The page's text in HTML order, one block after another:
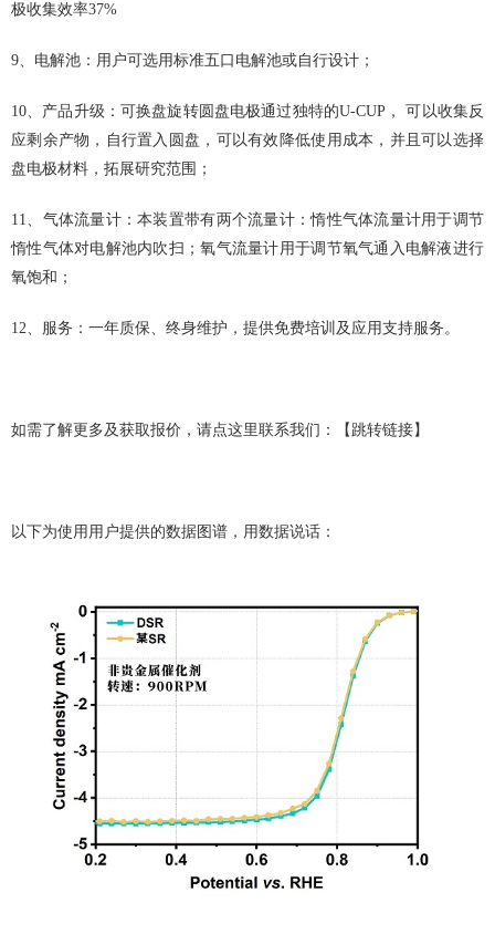
极收集效率37%
9、电解池：用户可选用标准五口电解池或自行设计；
10、产品升级：可换盘旋转圆盘电极通过独特的U-CUP， 可以收集反
应剩余产物，自行置入圆盘，可以有效降低使用成本，并且可以选择
盘电极材料，拓展研究范围；
11、气体流量计：本装置带有两个流量计：惰性气体流量计用于调节
惰性气体对电解池内吹扫；氧气流量计用于调节氧气通入电解液进行
氧饱和；
12、服务：一年质保、终身维护，提供免费培训及应用支持服务。
如需了解更多及获取报价，请点这里联系我们： 【跳转链接】
以下为使用用户提供的数据图谱，用数据说话：